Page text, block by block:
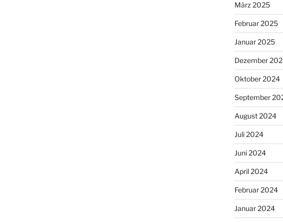
März 2025
Februar 2025
Januar 2025
Dezember
Oktober 2024
September
August 2024
Juli 2024
Juni 2024
April 2024
Februar 2024
Januar 2024